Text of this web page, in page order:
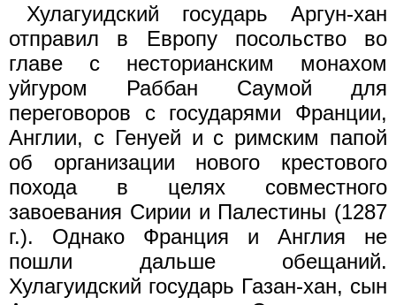
Хулагуидский государь Аргун-хан
отправил в Европу посольство во
главе с несторианским монахом
уйгуром Раббан Саумой для
переговоров с государями Франции,
Англии, с Генуей и с римским папой
об организации нового крестового
похода в целях совместного
завоевания Сирии и Палестины (1287
г.). Однако Франция и Англия не
пошли дальше обещаний.
Хулагуидский государь Газан-хан, сын